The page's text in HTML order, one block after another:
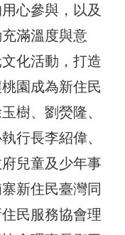
心參與，以及
滿溫度與意
化活動，打造
園成為新住民
樹、劉熒隆、
行長李紹偉、
兒童及少年事
新住民臺灣同
民服務協會理